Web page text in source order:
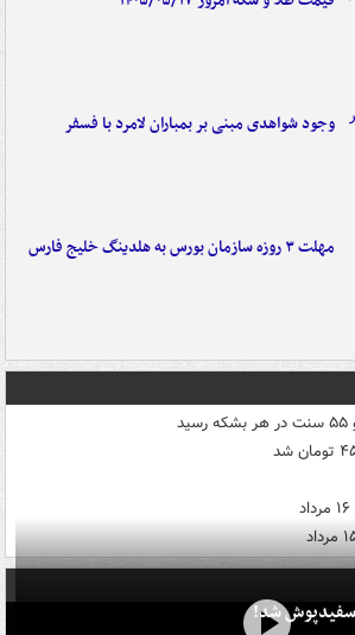
وجود شواهدی مبنی بر بمباران لامرد با فسفر
مهلت ۳ روزه سازمان بورس به هلدینگ خلیج فارس
سفیدپوش شد!